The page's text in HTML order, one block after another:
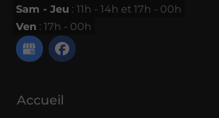
Sam - Jeu : 11h - 14h et 17h - 00h
Ven : 17h - 00h
Accueil